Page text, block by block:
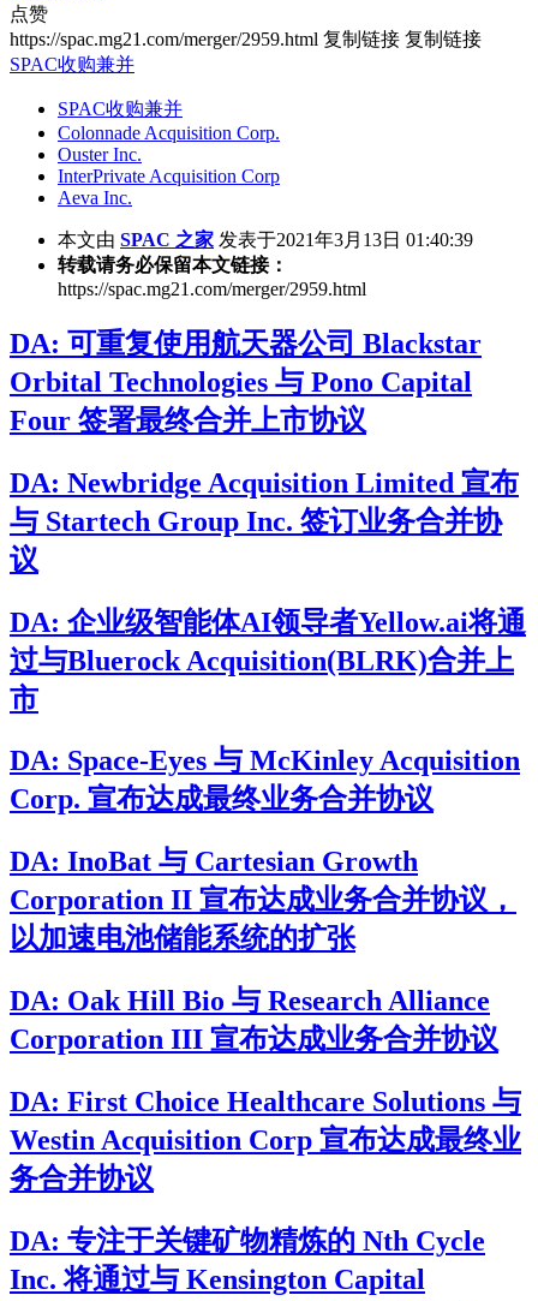
点赞
https://spac.mg21.com/merger/2959.html 复制链接 复制链接
SPAC收购兼并
SPAC收购兼并
Colonnade Acquisition Corp.
Ouster Inc.
InterPrivate Acquisition Corp
Aeva Inc.
本文由 SPAC 之家 发表于2021年3月13日 01:40:39
转载请务必保留本文链接：
https://spac.mg21.com/merger/2959.html
DA: 可重复使用航天器公司 Blackstar
Orbital Technologies 与 Pono Capital
Four 签署最终合并上市协议
DA: Newbridge Acquisition Limited 宣布
与 Startech Group Inc. 签订业务合并协
议
DA: 企业级智能体AI领导者Yellow.ai将通
过与Bluerock Acquisition(BLRK)合并上
市
DA: Space-Eyes 与 McKinley Acquisition
Corp. 宣布达成最终业务合并协议
DA: InoBat 与 Cartesian Growth
Corporation II 宣布达成业务合并协议，
以加速电池储能系统的扩张
DA: Oak Hill Bio 与 Research Alliance
Corporation III 宣布达成业务合并协议
DA: First Choice Healthcare Solutions 与
Westin Acquisition Corp 宣布达成最终业
务合并协议
DA: 专注于关键矿物精炼的 Nth Cycle
Inc. 将通过与 Kensington Capital